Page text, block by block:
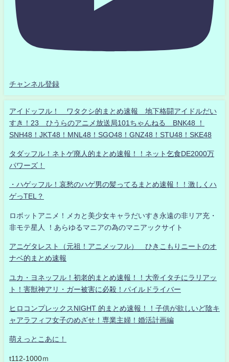
チャンネル登録
アイドッフル！ ワタクシ的まとめ速報 地下格闘アイドルだい
すき！23 ひうらのアニメ放送局101ちゃんねる BNK48 ！
SNH48！JKT48！MNL48！SGO48！GNZ48！STU48！SKE48
タダッフル！ネトゲ廃人的まとめ速報！！ネット乞食DE2000万
パワーズ！
・ハゲッフル！哀愁のハゲ男の髪ってるまとめ速報！！激しくハ
ゲっTEL？
ロボットアニメ！メカと美少女キャラだいすき永遠の非リア充・
非モテ星人 ！あらゆるマニアの為のマニアックサイト
アニゲタレスト（元祖！アニメッフル） ひきこもりニートのオ
ナベ的まとめ速報
ユカ・ヨネッフル！初老的まとめ速報！！大帝イタチにラリアッ
ト！害獣神アリ・ガー被害に必殺！パイルドライバー
ヒロコンプレックスNIGHT 的まとめ速報！！子供が欲しいど陰キ
ャアラフィフ女子のめざせ！専業主婦！婚活計画編
萌えっとこあに！
t112-1000ｍ